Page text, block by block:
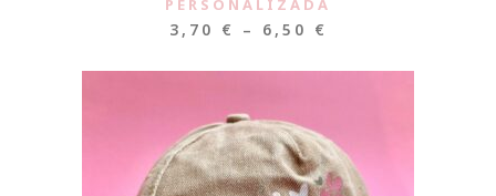
PERSONALIZADA
3,70 € – 6,50 €